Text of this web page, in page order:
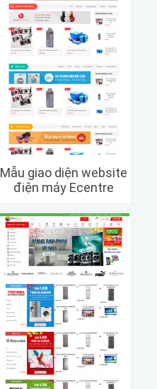
Mẫu giao diện website
điện máy Ecentre